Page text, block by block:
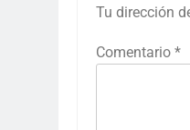
Tu dirección
Comentario *